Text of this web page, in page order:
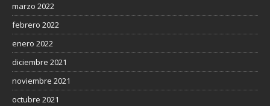
marzo 2022
febrero 2022
enero 2022
diciembre 2021
noviembre 2021
octubre 2021